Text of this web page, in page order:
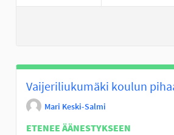
Vaijeriliukumäki koulun
Mari Keski-Salmi
ETENEE ÄÄNESTYKSEEN